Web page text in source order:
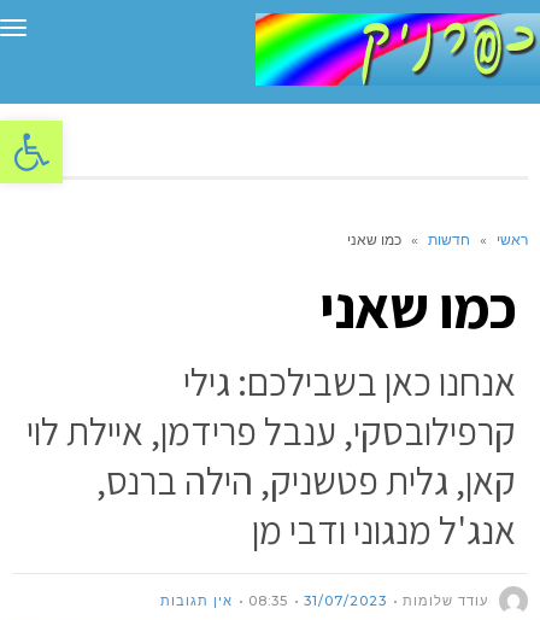
פתח
ראשי » חדשות » כמו שאני
כמו שאני
אנחנו כאן בשבילכם: גילי
קרפילובסקי, ענבל פרידמן, איילת לוי
קאן, גלית פטשניק, הילה ברנס,
אנג'ל מנגוני ודבי מן
עודד שלומות 31/07/2023
08:35 אין תגובות